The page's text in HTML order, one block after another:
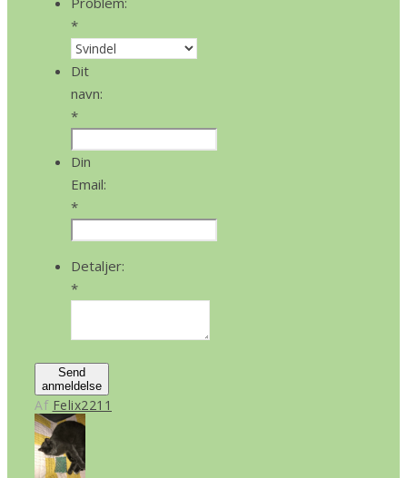
*
Dit
navn:
*
Din
Email:
*
Detaljer:
*
Send
anmeldelse
Af Felix2211